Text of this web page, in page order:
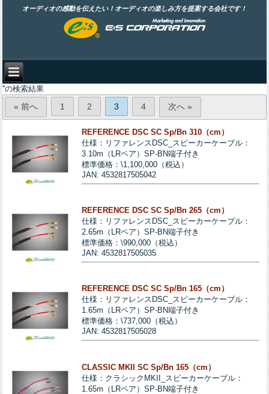
オーディオの感動を伝えたい！オーディオの楽しみ方を提案する会社です！
''の検索結果
« 前へ 1 2 3 4 次へ »
REFERENCE DSC SC Sp/Bn 310（cm）
仕様：リファレンスDSC_スピーカーケーブル：
3.10m（LRペア）SP-BN端子付き
標準価格：\1,100,000（税込）
JAN: 4532817505042
REFERENCE DSC SC Sp/Bn 265（cm）
仕様：リファレンスDSC_スピーカーケーブル：
2.65m（LRペア）SP-BN端子付き
標準価格：\990,000（税込）
JAN: 4532817505035
REFERENCE DSC SC Sp/Bn 165（cm）
仕様：リファレンスDSC_スピーカーケーブル：
1.65m（LRペア）SP-BN端子付き
標準価格：\737,000（税込）
JAN: 4532817505028
CLASSIC MKII SC Sp/Bn 165（cm）
仕様：クラシックMKII_スピーカーケーブル：
1.65m（LRペア）SP-BN端子付き